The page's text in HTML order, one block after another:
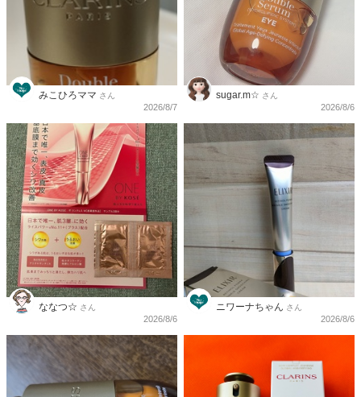
みこひろママ さん
2026/8/7
sugar.m☆ さん
2026/8/6
ななつ☆ さん
2026/8/6
ニワーナちゃん さん
2026/8/6